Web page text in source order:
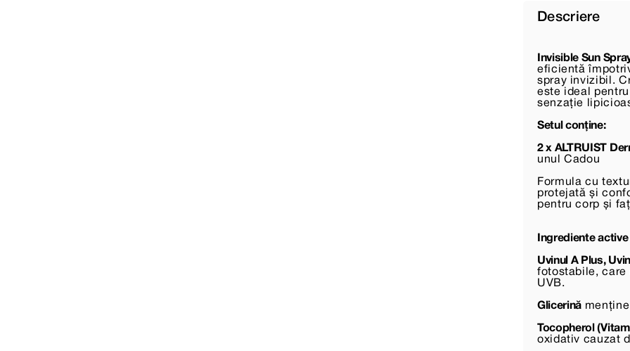
Descriere
Invisible Sun
eficientă
spray invizibil.
este ideal
senzație
Setul conține:
2 x ALTRUIST
unul Cadou
Formula cu
protejată și
pentru corp și
Ingrediente active
Uvinul A Plus,
fotostabile, care
UVB.
Glicerină
Tocopherol
oxidativ cauzat